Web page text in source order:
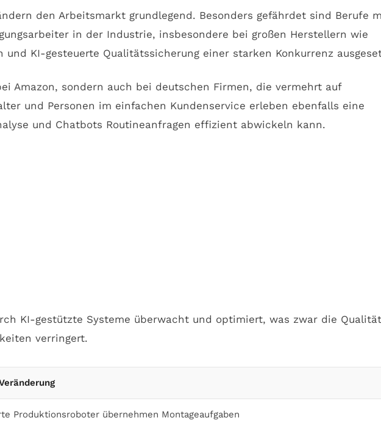
den Arbeitsmarkt grundlegend. Besonders gefährdet sind Berufe
in der Industrie, insbesondere bei großen Herstellern wie
KI-gesteuerte Qualitätssicherung einer starken Konkurrenz
Amazon, sondern auch bei deutschen Firmen, die vermehrt auf
und Personen im einfachen Kundenservice erleben ebenfalls eine
und Chatbots Routineanfragen effizient abwickeln kann.
KI-gestützte Systeme überwacht und optimiert, was zwar die Qualität
verringert.
Produktionsroboter übernehmen Montageaufgaben